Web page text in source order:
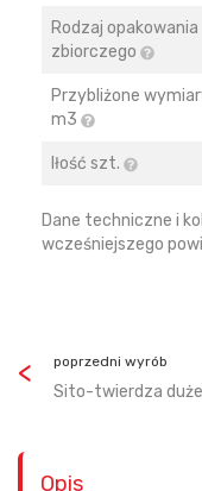
Rodzaj opakowania
zbiorczego
Przybliżone
m3
Iłość szt.
Dane techniczne i
wcześniejszego
poprzedni wyrób
Sito-twierdza duże
Opis